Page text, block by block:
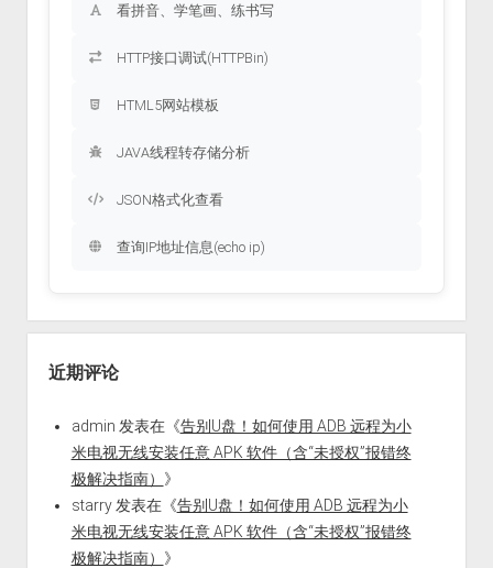
看拼音、学笔画、练书写
HTTP接口调试(HTTPBin)
HTML5网站模板
JAVA线程转存储分析
JSON格式化查看
查询IP地址信息(echo ip)
近期评论
admin 发表在《告别U盘！如何使用 ADB 远程为小
米电视无线安装任意 APK 软件（含“未授权”报错终
极解决指南） 》
starry发表在《告别U盘！如何使用 ADB 远程为小
米电视无线安装任意 APK 软件（含“未授权”报错终
极解决指南） 》